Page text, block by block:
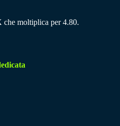
che moltiplica per 4.80.